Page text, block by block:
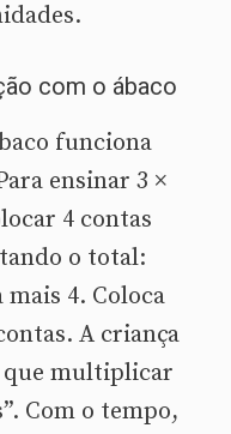
com o ábaco
funciona
ensinar 3 ×
4 contas
o total:
mais 4. Coloca
A criança
que multiplicar
Com o tempo,